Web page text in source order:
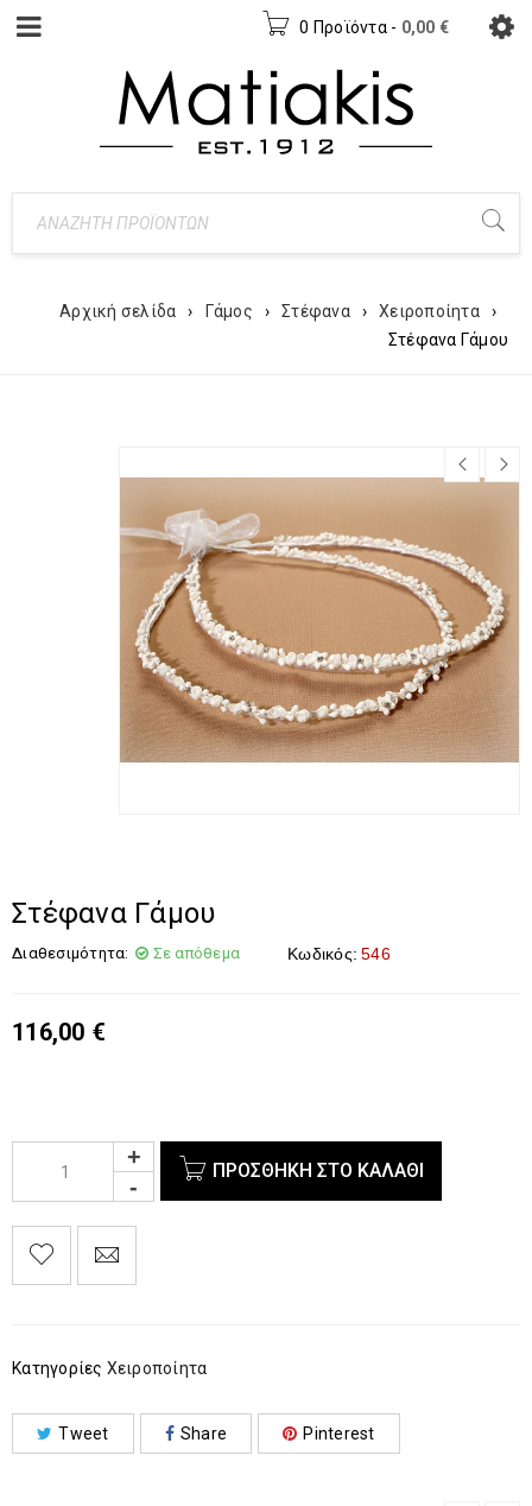
0 Προϊόντα - 0,00 €
Αρχική σελίδα › Γάμος › Στέφανα › Χειροποίητα
›
Στέφανα Γάμου
Στέφανα Γάμου
Διαθεσιμότητα: Σε απόθεμα Κωδικός: 546
116,00 €
ΠΡΟΣΘΉΚΗ ΣΤΟ ΚΑΛΆΘΙ
Κατηγορίες Χειροποίητα
Tweet Share Pinterest